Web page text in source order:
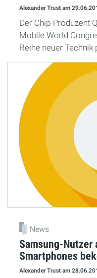
Alexander Trust am
Der Chip-Produzent
Mobile World
Reihe neuer Technik
News
Samsung-
Smartphones
Alexander Trust am